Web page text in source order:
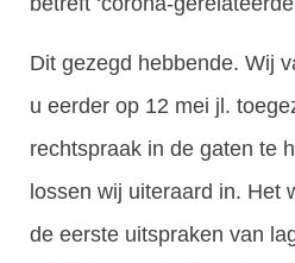
Dit gezegd hebbende. Wij
u eerder op 12 mei jl.
rechtspraak in de gaten te
lossen wij uiteraard in. Het
de eerste uitspraken van